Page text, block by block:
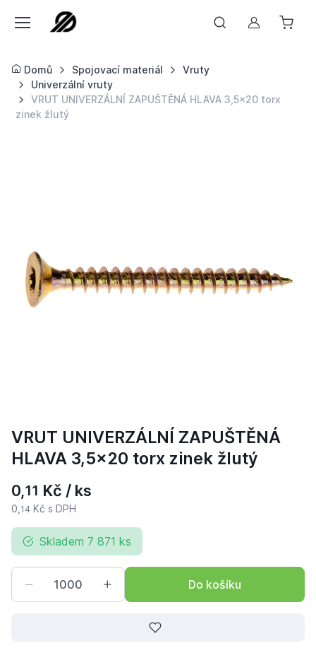
Můj účet
Domů Spojovací materiál
Vruty
Univerzální vruty
VRUT UNIVERZÁLNÍ ZAPUŠTĚNÁ HLAVA 3,5x20 torx
zinek žlutý
VRUT UNIVERZÁLNÍ ZAPUŠTĚNÁ
HLAVA 3,5x20 torx zinek žlutý
0,11 Kč / ks
0, 14 Kč s DPH
Skladem 7 871 ks
Do košíku